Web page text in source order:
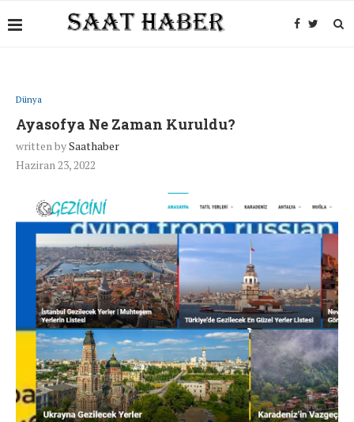
Dünya
Ayasofya Ne Zaman Kuruldu?
written bySaathaber
Haziran 23, 2022